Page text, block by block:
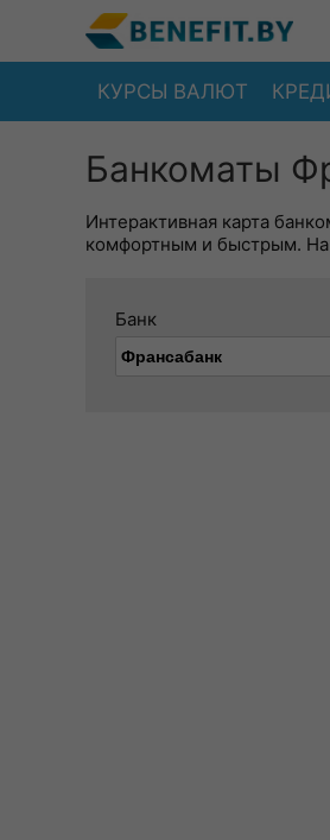
КУРСЫ ВАЛЮТ
Банкоматы
Интерактивная карта
комфортным и быстрым. На
Банк